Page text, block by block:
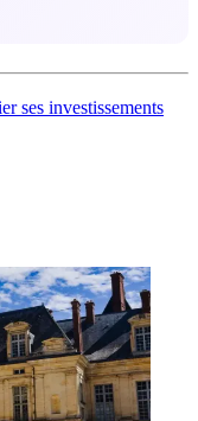
ses investissements